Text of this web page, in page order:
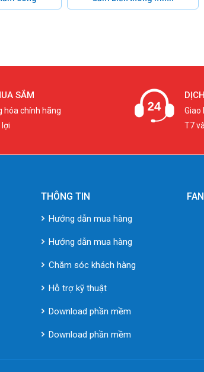
SẮM
hóa chính hãng
Giao
T7
THÔNG TIN
Hướng dẫn mua hàng
Hướng dẫn mua hàng
Chăm sóc khách hàng
Hỗ trợ kỹ thuật
Download phần mềm
Download phần mềm